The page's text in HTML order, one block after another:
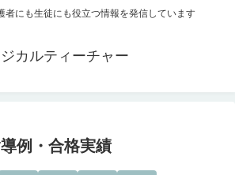
者にも生徒にも役立つ情報を発信しています
ジカルティーチャー
例・合格実績